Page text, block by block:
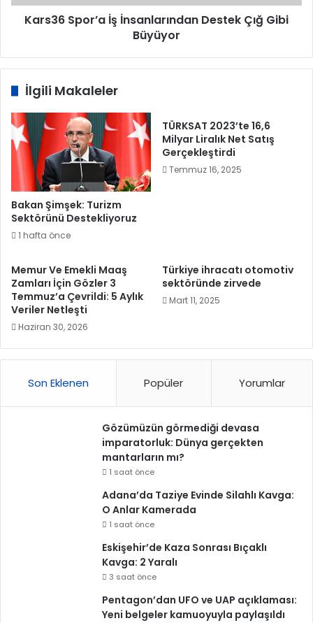
Kars36 Spor’a İş İnsanlarından Destek Çığ Gibi
Büyüyor
İlgili Makaleler
Bakan Şimşek: Turizm
Sektörünü Destekliyoruz
1 hafta önce
TÜRKSAT 2023’te 16,6
Milyar Liralık Net Satış
Gerçekleştirdi
Temmuz 16, 2025
Memur Ve Emekli Maaş
Zamları İçin Gözler 3
Temmuz’a Çevrildi: 5 Aylık
Veriler Netleşti
Haziran 30, 2026
Türkiye ihracatı otomotiv
sektöründe zirvede
Mart 11, 2025
Son Eklenen Popüler Yorumlar
Gözümüzün görmediği devasa
imparatorluk: Dünya gerçekten
mantarların mı?
1 saat önce
Adana’da Taziye Evinde Silahlı Kavga:
O Anlar Kamerada
1 saat önce
Eskişehir’de Kaza Sonrası Bıçaklı
Kavga: 2 Yaralı
3 saat önce
Pentagon’dan UFO ve UAP açıklaması:
Yeni belgeler kamuoyuyla paylaşıldı